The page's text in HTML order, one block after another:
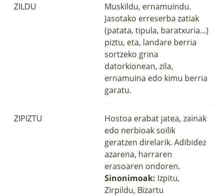
ZILDU
Muskildu, ernamuindu.
Jasotako erreserba zatiak
(patata, tipula, baratxuria...)
piztu, eta, landare berria
sortzeko grina
datorkionean, zila,
ernamuina edo kimu berria
garatu.
ZIPIZTU
Hostoa erabat jatea, zainak
edo nerbioak soilik
geratzen direlarik. Adibidez
azarena, harraren
erasoaren ondoren.
Sinonimoak: Izpitu,
Zirpildu, Bizartu